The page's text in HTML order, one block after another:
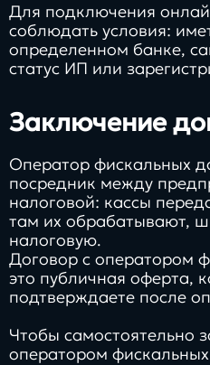
Для подключения
соблюдать условия:
определенном банке,
статус ИП или
Заключение
Оператор фискальных
посредник между
налоговой: кассы
там их обрабатывают,
налоговую.
Договор с оператором
это публичная оферта,
подтверждаете после
Чтобы самостоятельно
оператором